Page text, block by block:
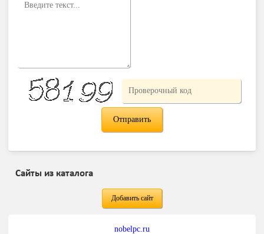
Сайты из каталога
Добавить сайт
nobelpc.ru